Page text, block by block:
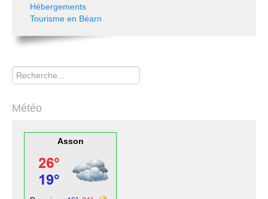
Hébergements
Tourisme en Béarn
Rechercher
Météo
Asson